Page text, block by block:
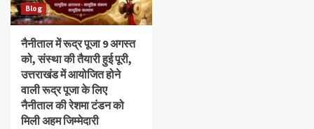
Blog
नैनीताल में रूद्र पूजा 9 अगस्त
को, संस्था की तैयारी हुई पूरी,
उत्तराखंड में आयोजित होने
वाली रूद्र पूजा के लिए
नैनीताल की रेशमा टंडन को
मिली अहम जिम्मेदारी